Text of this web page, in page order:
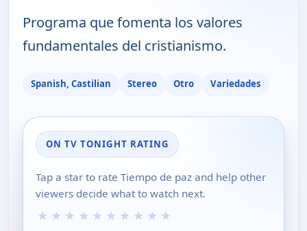
Programa que fomenta los valores
fundamentales del cristianismo.
Spanish, Castilian Stereo Otro Variedades
ON TV TONIGHT RATING
Tap a star to rate Tiempo de paz and help other
viewers decide what to watch next.
★ ★ ★ ★ ★ ★ ★ ★ ★ ★